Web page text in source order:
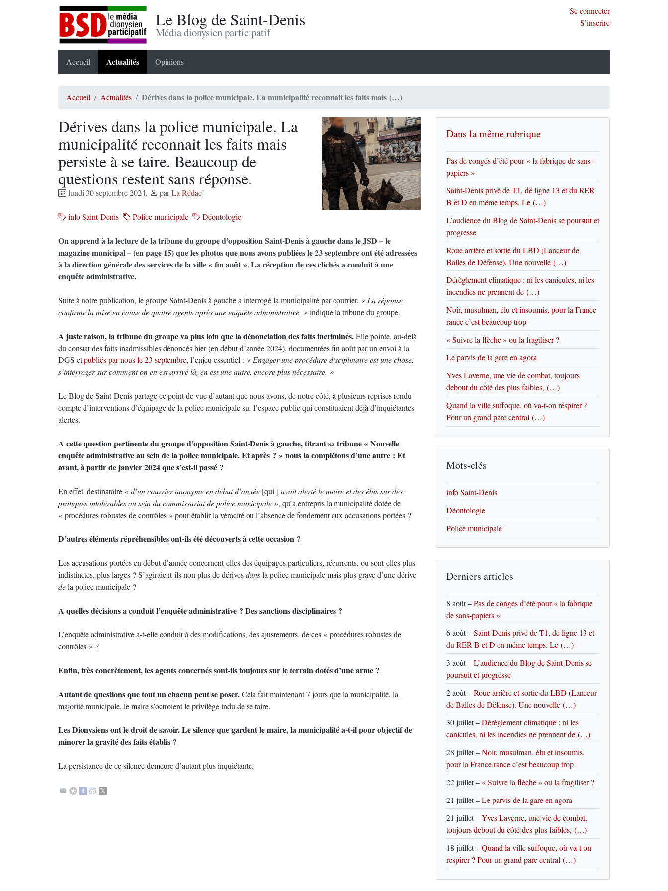
Le Blog de Saint-Denis
Média dionysien participatif
Se connecter
S’inscrire
Accueil Actualités Opinions
Accueil Actualités Dérives dans la police municipale. La municipalité reconnait les faits mais (…)
Dérives dans la police municipale. La
municipalité reconnait les faits mais
persiste à se taire. Beaucoup de
questions restent sans réponse.
lundi 30 septembre 2024, parLa Rédac’
info Saint-Denis Police municipale Déontologie
On apprend à la lecture de la tribune du groupe d’opposition Saint-Denis à gauche dans le JSD – le
magazine municipal – (en page 15) que les photos que nous avons publiées le 23 septembre ont été adressées
à la direction générale des services de la ville « fin août ». La réception de ces clichés a conduit à une
enquête administrative.
Suite à notre publication, le groupe Saint-Denis à gauche a interrogé la municipalité par courrier. « La réponse
confirme la mise en cause de quatre agents après une enquête administrative. »indique la tribune du groupe.
A juste raison, la tribune du groupe va plus loin que la dénonciation des faits incriminés.Elle pointe, au-delà
du constat des faits inadmissibles dénoncés hier (en début d’année 2024), documentées fin août par un envoi à la
DGS etpubliés par nous le 23 septembre, l’enjeu essentiel : « Engager une procédure disciplinaire est une chose,
s’interroger sur comment on en est arrivé là, en est une autre, encore plus nécessaire. »
Le Blog de Saint-Denis partage ce point de vue d’autant que nous avons, de notre côté, à plusieurs reprises rendu
compte d’interventions d’équipage de la police municipale sur l’espace public qui constituaient déjà d’inquiétantes
alertes.
A cette question pertinente du groupe d’opposition Saint-Denis à gauche, titrant sa tribune « Nouvelle
enquête administrative au sein de la police municipale. Et après ? » nous la complétons d’une autre : Et
avant, à partir de janvier 2024 que s’est-il passé ?
En effet, destinataire « d’un courrier anonyme en début d’année [qui ] avait alerté le maire et des élus sur des
pratiques intolérables au sein du commissariat de police municipale », qu’a entrepris la municipalité dotée de
« procédures robustes de contrôles » pour établir la véracité ou l’absence de fondement aux accusations portées ?
D’autres éléments répréhensibles ont-ils été découverts à cette occasion ?
Les accusations portées en début d’année concernent-elles des équipages particuliers, récurrents, ou sont-elles plus
indistinctes, plus larges ? S’agiraient-ils non plus de dérivesdansla police municipale mais plus grave d’une dérive
dela police municipale ?
A quelles décisions a conduit l’enquête administrative ? Des sanctions disciplinaires ?
L’enquête administrative a-t-elle conduit à des modifications, des ajustements, de ces « procédures robustes de
contrôles » ?
Enfin, très concrètement, les agents concernés sont-ils toujours sur le terrain dotés d’une arme ?
Autant de questions que tout un chacun peut se poser.Cela fait maintenant 7 jours que la municipalité, la
majorité municipale, le maire s’octroient le privilège indu de se taire.
Les Dionysiens ont le droit de savoir. Le silence que gardent le maire, la municipalité a-t-il pour objectif de
minorer la gravité des faits établis ?
La persistance de ce silence demeure d’autant plus inquiétante.
Dans la même rubrique
Pas de congés d’été pour « la fabrique de sans-
papiers »
Saint-Denis privé de T1, de ligne 13 et du RER
B et D en même temps. Le (…)
L’audience du Blog de Saint-Denis se poursuit et
progresse
Roue arrière et sortie du LBD (Lanceur de
Balles de Défense). Une nouvelle (…)
Dérèglement climatique : ni les canicules, ni les
incendies ne prennent de (…)
Noir, musulman, élu et insoumis, pour la France
rance c’est beaucoup trop
« Suivre la flèche » ou la fragiliser ?
Le parvis de la gare en agora
Yves Laverne, une vie de combat, toujours
debout du côté des plus faibles, (…)
Quand la ville suffoque, où va-t-on respirer ?
Pour un grand parc central (…)
Mots-clés
info Saint-Denis
Déontologie
Police municipale
Derniers articles
8 août–Pas de congés d’été pour « la fabrique
de sans-papiers »
6 août–Saint-Denis privé de T1, de ligne 13 et
du RER B et D en même temps. Le (…)
3 août–L’audience du Blog de Saint-Denis se
poursuit et progresse
2 août–Roue arrière et sortie du LBD (Lanceur
de Balles de Défense). Une nouvelle (…)
30 juillet–Dérèglement climatique : ni les
canicules, ni les incendies ne prennent de (…)
28 juillet–Noir, musulman, élu et insoumis,
pour la France rance c’est beaucoup trop
22 juillet– « Suivre la flèche » ou la fragiliser ?
21 juillet–Le parvis de la gare en agora
21 juillet–Yves Laverne, une vie de combat,
toujours debout du côté des plus faibles, (…)
18 juillet–Quand la ville suffoque, où va-t-on
respirer ? Pour un grand parc central (…)